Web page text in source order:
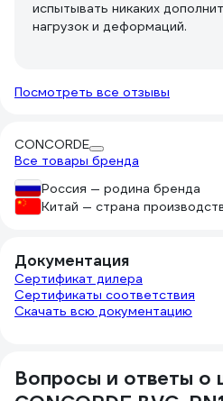
испытывать никаких
нагрузок и деформаций.
Посмотреть все отзывы
CONCORDE
Все товары бренда
Россия — родина бренда
Китай — страна
Документация
Сертификат дилера
Сертификаты соответствия
Скачать всю документацию
Вопросы и ответы о